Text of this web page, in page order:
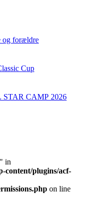
og forældre
Cup
CAMP 2026
in
content/plugins/acf-
on line